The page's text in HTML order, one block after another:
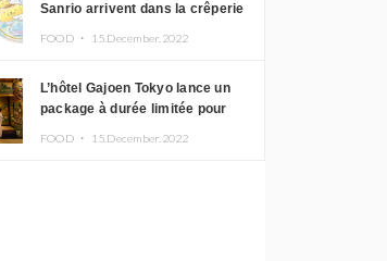
Sanrio arrivent dans la crêperie
FOOD ・ 15.December.2022
L’hôtel Gajoen Tokyo lance un
package à durée limitée pour
FOOD ・ 15.December.2022